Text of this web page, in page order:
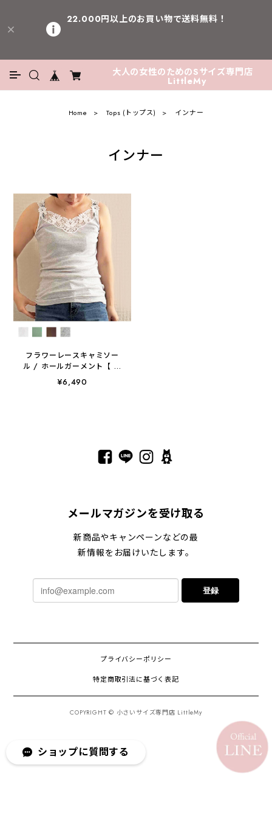
22.000円以上のお買い物で送料無料！
大人の女性のためのSサイズ専門店
LittleMy
Home Tops (トップス) インナー
インナー
フラワーレースキャミソー
ル / ホールガーメント【 日
¥6,490
メールマガジンを受け取る
新商品やキャンペーンなどの最
新情報をお届けいたします。
登録
プライバシーポリシー
特定商取引法に基づく表記
COPYRIGHT © 小さいサイズ専門店 LittleMy
ショップに質問する